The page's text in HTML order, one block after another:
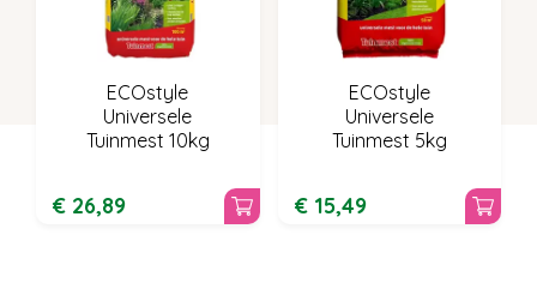
ECOstyle
Universele
Tuinmest 10kg
€ 26,89
ECOstyle
Universele
Tuinmest 5kg
€ 15,49